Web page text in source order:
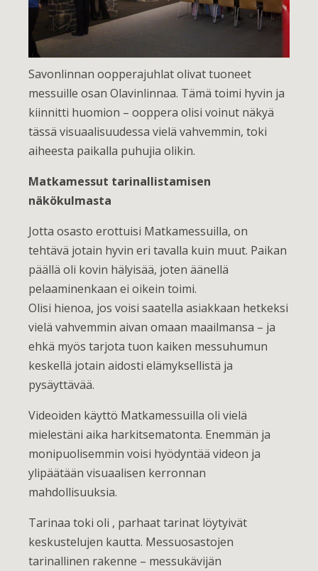
Savonlinnan oopperajuhlat olivat tuoneet
messuille osan Olavinlinnaa. Tämä toimi hyvin ja
kiinnitti huomion – ooppera olisi voinut näkyä
tässä visuaalisuudessa vielä vahvemmin, toki
aiheesta paikalla puhujia olikin.
Matkamessut tarinallistamisen
näkökulmasta
Jotta osasto erottuisi Matkamessuilla, on
tehtävä jotain hyvin eri tavalla kuin muut. Paikan
päällä oli kovin hälyisää, joten äänellä
pelaaminenkaan ei oikein toimi.
Olisi hienoa, jos voisi saatella asiakkaan hetkeksi
vielä vahvemmin aivan omaan maailmansa – ja
ehkä myös tarjota tuon kaiken messuhumun
keskellä jotain aidosti elämyksellistä ja
pysäyttävää.
Videoiden käyttö Matkamessuilla oli vielä
mielestäni aika harkitsematonta. Enemmän ja
monipuolisemmin voisi hyödyntää videon ja
ylipäätään visuaalisen kerronnan
mahdollisuuksia.
Tarinaa toki oli , parhaat tarinat löytyivät
keskustelujen kautta. Messuosastojen
tarinallinen rakenne – messukävijän